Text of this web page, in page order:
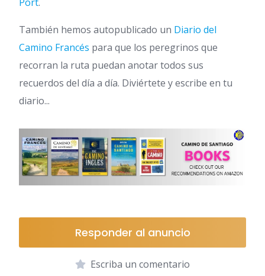
También hemos autopublicado un Diario del
Camino Francés para que los peregrinos que
recorran la ruta puedan anotar todos sus
recuerdos del día a día. Diviértete y escribe en tu
diario...
Responder al anuncio
Escriba un comentario